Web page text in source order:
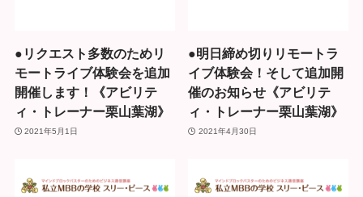
●リクエスト多数のためリ
モートライブ体験会を追加
開催します！《アビリテ
ィ・トレーナー栗山葉湖》
2021年5月1日
●明日締め切りリモートラ
イブ体験会！そして追加開
催のお知らせ《アビリテ
ィ・トレーナー栗山葉湖》
2021年4月30日